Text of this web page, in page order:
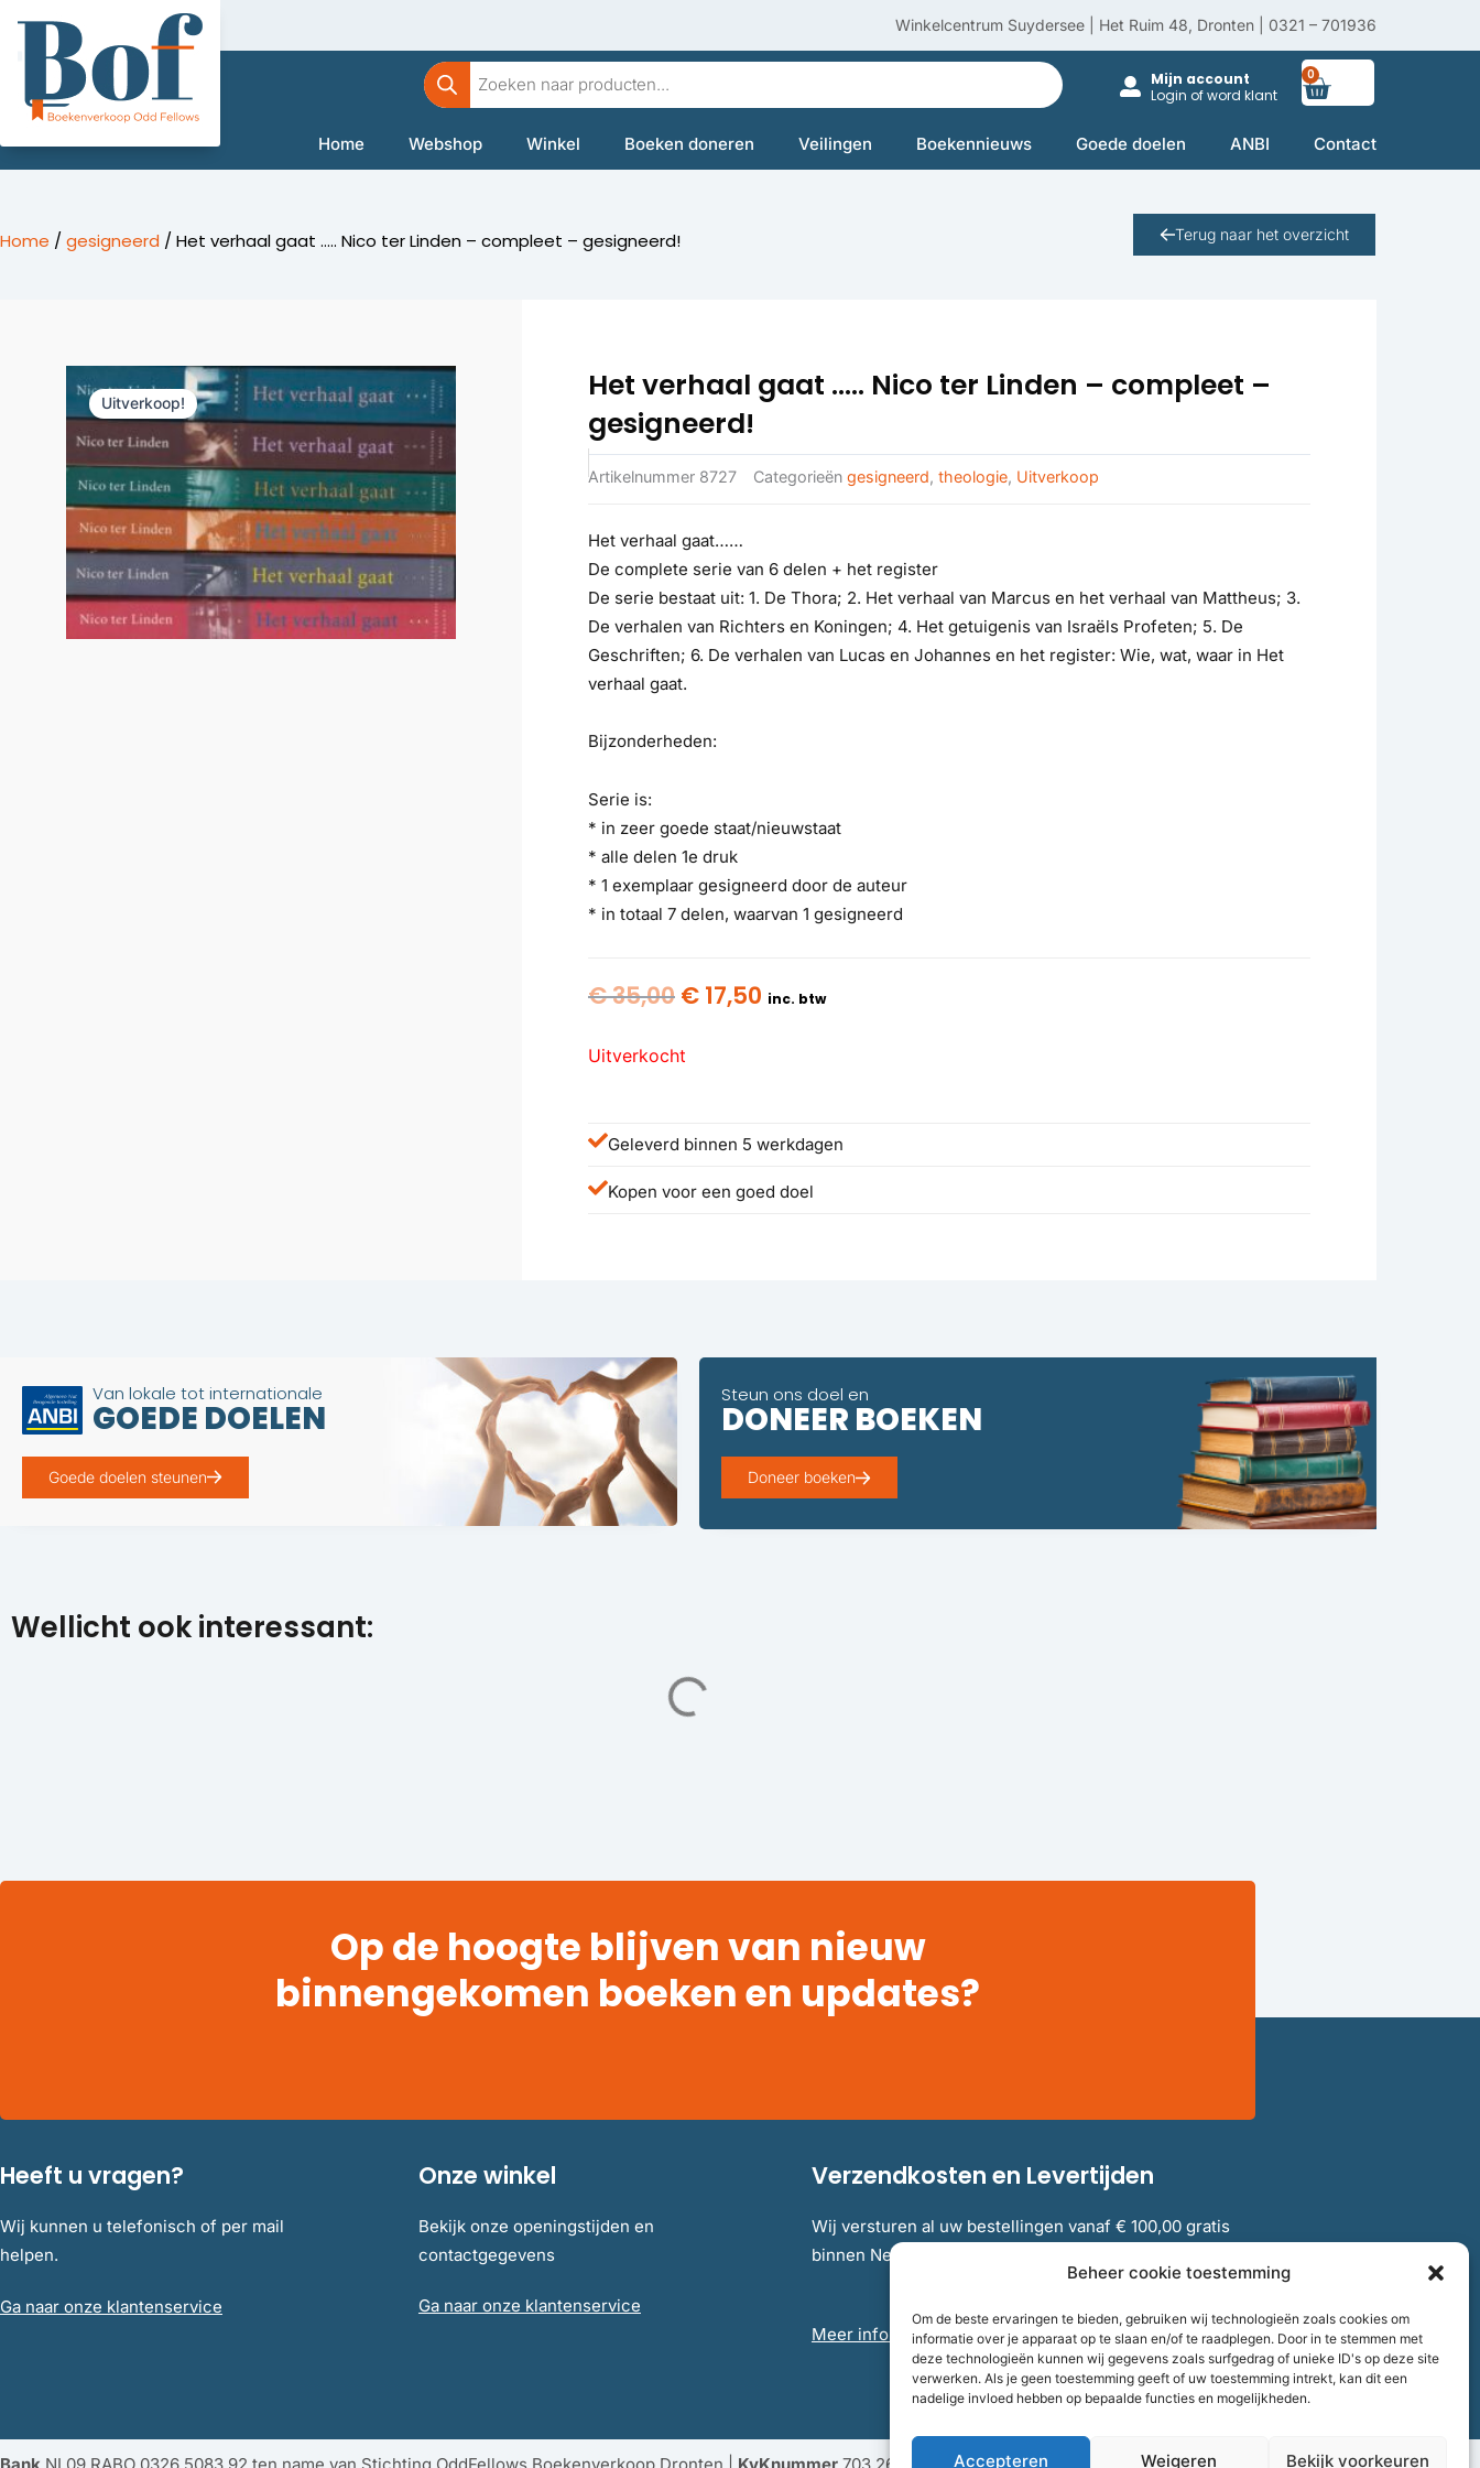
Beheer cookie toestemming
Om de beste ervaringen te bieden, gebruiken wij technologieën zoals cookies om
informatie over je apparaat op te slaan en/of te raadplegen. Door in te stemmen met
deze technologieën kunnen wij gegevens zoals surfgedrag of unieke ID's op deze site
verwerken. Als je geen toestemming geeft of uw toestemming intrekt, kan dit een
nadelige invloed hebben op bepaalde functies en mogelijkheden.
Accepteren Weigeren Bekijk voorkeuren
inhoud
Winkelcentrum Suydersee | Het Ruim 48, Dronten | 0321 – 701936
Producten
zoeken
Mijn account
Login of word klant
0
Home Webshop Winkel Boeken doneren Veilingen Boekennieuws Goede doelen ANBI Contact
Home / gesigneerd / Het verhaal gaat ….. Nico ter Linden – compleet – gesigneerd! Terug naar het overzicht
Uitverkoop!
Het verhaal gaat ….. Nico ter Linden – compleet –
gesigneerd!
Artikelnummer 8727 Categorieën gesigneerd, theologie, Uitverkoop
Het verhaal gaat……
De complete serie van 6 delen + het register
De serie bestaat uit: 1. De Thora; 2. Het verhaal van Marcus en het verhaal van Mattheus; 3.
De verhalen van Richters en Koningen; 4. Het getuigenis van Israëls Profeten; 5. De
Geschriften; 6. De verhalen van Lucas en Johannes en het register: Wie, wat, waar in Het
verhaal gaat.
Bijzonderheden:
Serie is:
* in zeer goede staat/nieuwstaat
* alle delen 1e druk
* 1 exemplaar gesigneerd door de auteur
* in totaal 7 delen, waarvan 1 gesigneerd
€35,00 Oorspronkelijke
was:
€17,50Huidige
inc. btw
Uitverkocht
Geleverd binnen 5 werkdagen
Kopen voor een goed doel
Van lokale tot internationale
GOEDE DOELEN
Goede doelen steunen
Steun ons doel en
DONEER BOEKEN
Doneer boeken
Wellicht ook interessant:
Op de hoogte blijven van nieuw
binnengekomen boeken en updates?
Heeft u vragen?
Wij kunnen u telefonisch of per mail
helpen.
Ga naar onze klantenservice
Onze winkel
Bekijk onze openingstijden en
contactgegevens
Ga naar onze klantenservice
Verzendkosten en Levertijden
Wij versturen al uw bestellingen vanaf € 100,00 gratis
binnen Nederland en België.
Meer informatie over verzendkosten en levertijden
Bank NL09 RABO 0326 5083 92 ten name van Stichting OddFellows Boekenverkoop Dronten | KvKnummer 703 267 54 | Fiscaalnummer 858264237